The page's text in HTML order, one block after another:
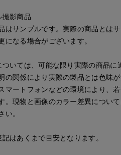
撮影商品
はサンプルです。実際の商品とは
になる場合がございます。
ついては、可能な限り実際の商品に
の関係により実際の製品とは色味
マートフォンなどの環境により、
。現物と画像のカラー差異につい
い。
はあくまで目安となります。